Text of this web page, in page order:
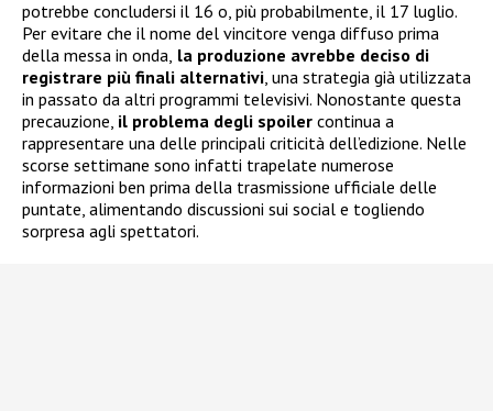
potrebbe concludersi il 16 o, più probabilmente, il 17 luglio.
Per evitare che il nome del vincitore venga diffuso prima
della messa in onda, la produzione avrebbe deciso di
registrare più finali alternativi, una strategia già utilizzata
in passato da altri programmi televisivi. Nonostante questa
precauzione, il problema degli spoiler continua a
rappresentare una delle principali criticità dell’edizione. Nelle
scorse settimane sono infatti trapelate numerose
informazioni ben prima della trasmissione ufficiale delle
puntate, alimentando discussioni sui social e togliendo
sorpresa agli spettatori.